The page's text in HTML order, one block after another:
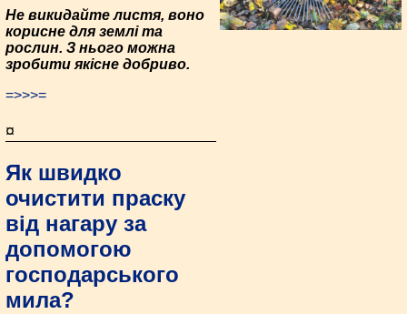
Не викидайте листя, воно
корисне для землі та
рослин. З нього можна
зробити якісне добриво.
=>>>=
¤
Як швидко
очистити праску
від нагару за
допомогою
господарського
мила?